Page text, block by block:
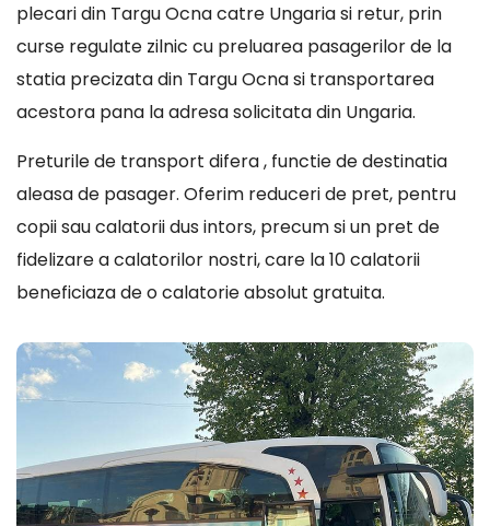
plecari din Targu Ocna catre Ungaria si retur, prin
curse regulate zilnic cu preluarea pasagerilor de la
statia precizata din Targu Ocna si transportarea
acestora pana la adresa solicitata din Ungaria.
Preturile de transport difera , functie de destinatia
aleasa de pasager. Oferim reduceri de pret, pentru
copii sau calatorii dus intors, precum si un pret de
fidelizare a calatorilor nostri, care la 10 calatorii
beneficiaza de o calatorie absolut gratuita.